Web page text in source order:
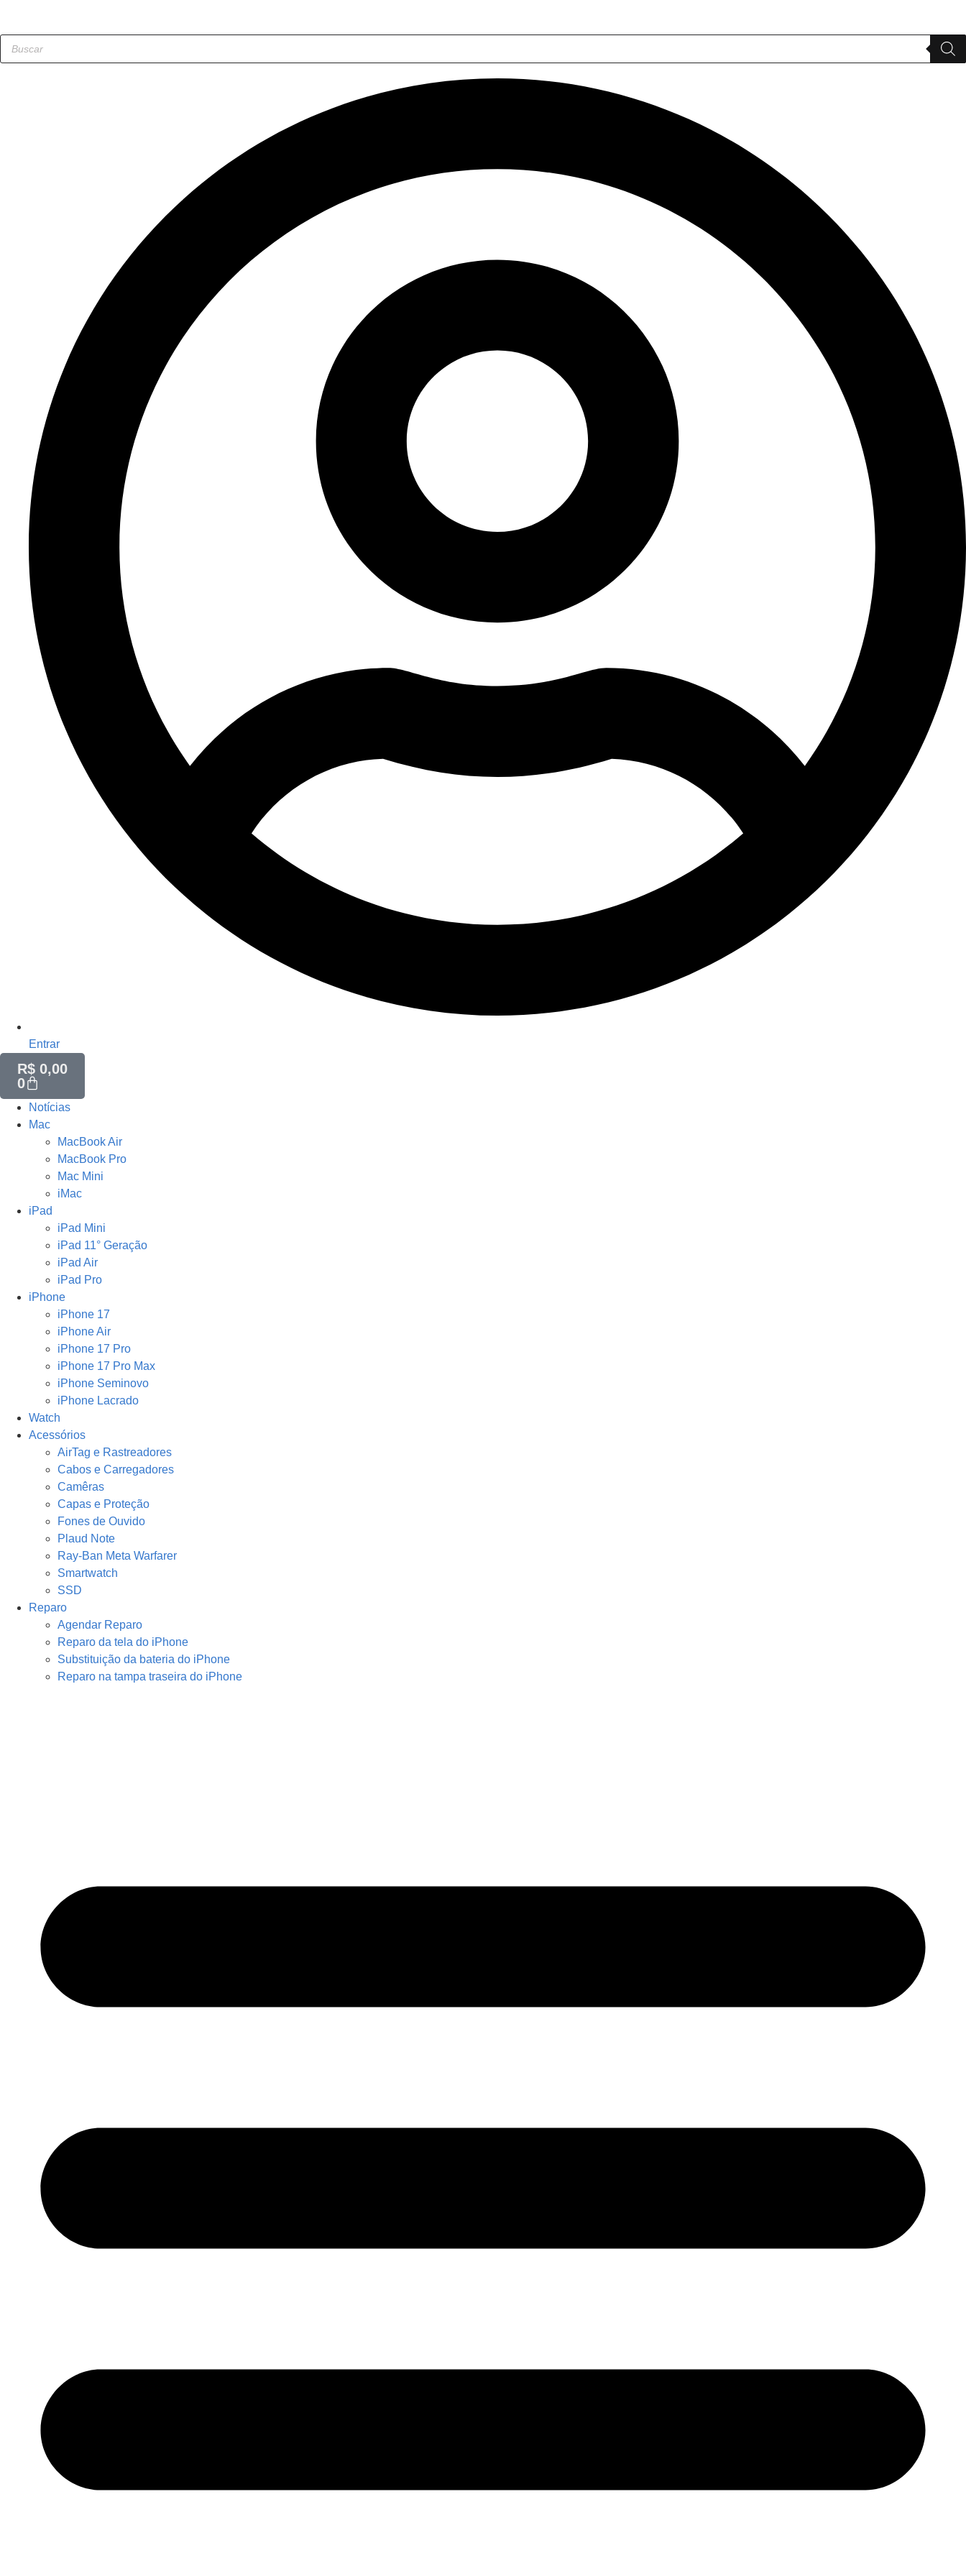
Entrar
R$ 0,00
0
Notícias
Mac
MacBook Air
MacBook Pro
Mac Mini
iMac
iPad
iPad Mini
iPad 11° Geração
iPad Air
iPad Pro
iPhone
iPhone 17
iPhone Air
iPhone 17 Pro
iPhone 17 Pro Max
iPhone Seminovo
iPhone Lacrado
Watch
Acessórios
AirTag e Rastreadores
Cabos e Carregadores
Camêras
Capas e Proteção
Fones de Ouvido
Plaud Note
Ray-Ban Meta Warfarer
Smartwatch
SSD
Reparo
Agendar Reparo
Reparo da tela do iPhone
Substituição da bateria do iPhone
Reparo na tampa traseira do iPhone